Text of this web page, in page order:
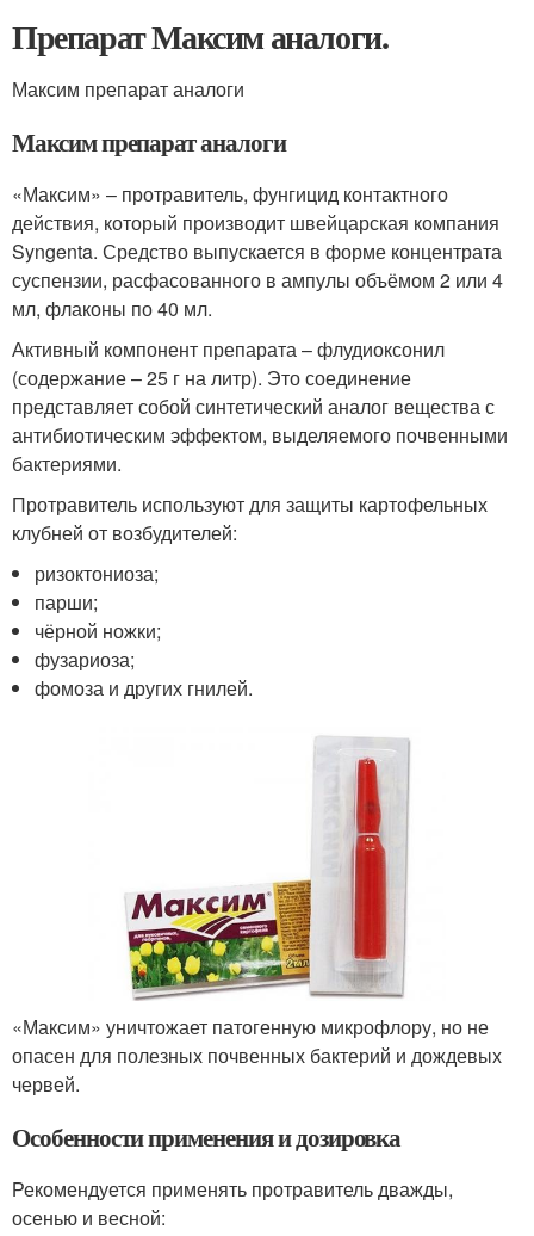
Препарат Максим аналоги.
Максим препарат аналоги
Максим препарат аналоги
«Максим» – протравитель, фунгицид контактного
действия, который производит швейцарская компания
Syngenta. Средство выпускается в форме концентрата
суспензии, расфасованного в ампулы объёмом 2 или 4
мл, флаконы по 40 мл.
Активный компонент препарата – флудиоксонил
(содержание – 25 г на литр). Это соединение
представляет собой синтетический аналог вещества с
антибиотическим эффектом, выделяемого почвенными
бактериями.
Протравитель используют для защиты картофельных
клубней от возбудителей:
ризоктониоза;
парши;
чёрной ножки;
фузариоза;
фомоза и других гнилей.
«Максим» уничтожает патогенную микрофлору, но не
опасен для полезных почвенных бактерий и дождевых
червей.
Особенности применения и дозировка
Рекомендуется применять протравитель дважды,
осенью и весной: